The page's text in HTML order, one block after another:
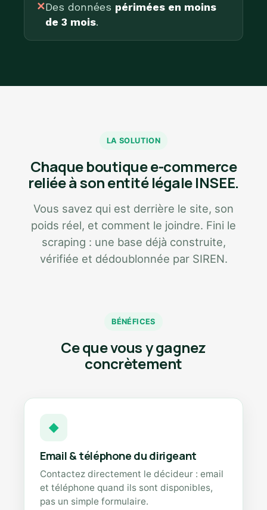
✕Des données périmées en moins
de 3 mois.
LA SOLUTION
Chaque boutique e-commerce
reliée à son entité légale INSEE.
Vous savez qui est derrière le site, son
poids réel, et comment le joindre. Fini le
scraping : une base déjà construite,
vérifiée et dédoublonnée par SIREN.
BÉNÉFICES
Ce que vous y gagnez
concrètement
◆
Email & téléphone du dirigeant
Contactez directement le décideur : email
et téléphone quand ils sont disponibles,
pas un simple formulaire.